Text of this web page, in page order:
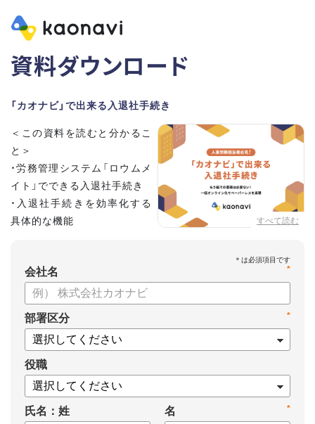
資料ダウンロード
「カオナビ」で出来る入退社手続き
すべて読む
＜この資料を読むと分かるこ
と＞
・労務管理システム「ロウムメ
イト」でできる入退社手続き
・入退社手続きを効率化する
具体的な機能
*
会社名
*
部署区分
役職
氏名：姓 *
名